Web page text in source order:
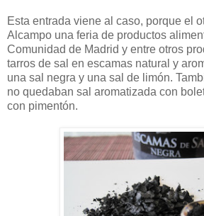
Esta entrada viene al caso, porque el
Alcampo una feria de productos
Comunidad de Madrid y entre otros
tarros de sal en escamas natural y
una sal negra y una sal de limón.
no quedaban sal aromatizada con
con pimentón.